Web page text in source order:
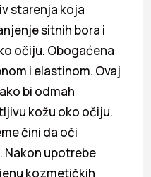
starenja koja
sitnih bora i
očiju. Obogaćena
i elastinom. Ovaj
bi odmah
kožu oko očiju.
čini da oči
Nakon upotrebe
kozmetičkih